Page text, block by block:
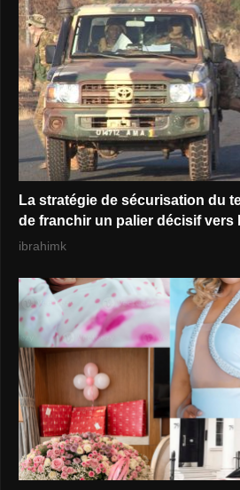
La stratégie de sécurisation du
de franchir un palier décisif vers
ibrahimk